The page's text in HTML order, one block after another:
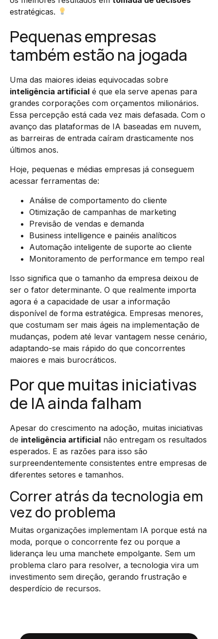
estratégicas.
Pequenas empresas
também estão na jogada
Uma das maiores ideias equivocadas sobre
inteligência artificial é que ela serve apenas para
grandes corporações com orçamentos milionários.
Essa percepção está cada vez mais defasada. Com o
avanço das plataformas de IA baseadas em nuvem,
as barreiras de entrada caíram drasticamente nos
últimos anos.
Hoje, pequenas e médias empresas já conseguem
acessar ferramentas de:
Análise de comportamento do cliente
Otimização de campanhas de marketing
Previsão de vendas e demanda
Business intelligence e painéis analíticos
Automação inteligente de suporte ao cliente
Monitoramento de performance em tempo real
Isso significa que o tamanho da empresa deixou de
ser o fator determinante. O que realmente importa
agora é a capacidade de usar a informação
disponível de forma estratégica. Empresas menores,
que costumam ser mais ágeis na implementação de
mudanças, podem até levar vantagem nesse cenário,
adaptando-se mais rápido do que concorrentes
maiores e mais burocráticos.
Por que muitas iniciativas
de IA ainda falham
Apesar do crescimento na adoção, muitas iniciativas
de inteligência artificial não entregam os resultados
esperados. E as razões para isso são
surpreendentemente consistentes entre empresas de
diferentes setores e tamanhos.
Correr atrás da tecnologia em
vez do problema
Muitas organizações implementam IA porque está na
moda, porque o concorrente fez ou porque a
liderança leu uma manchete empolgante. Sem um
problema claro para resolver, a tecnologia vira um
investimento sem direção, gerando frustração e
desperdício de recursos.